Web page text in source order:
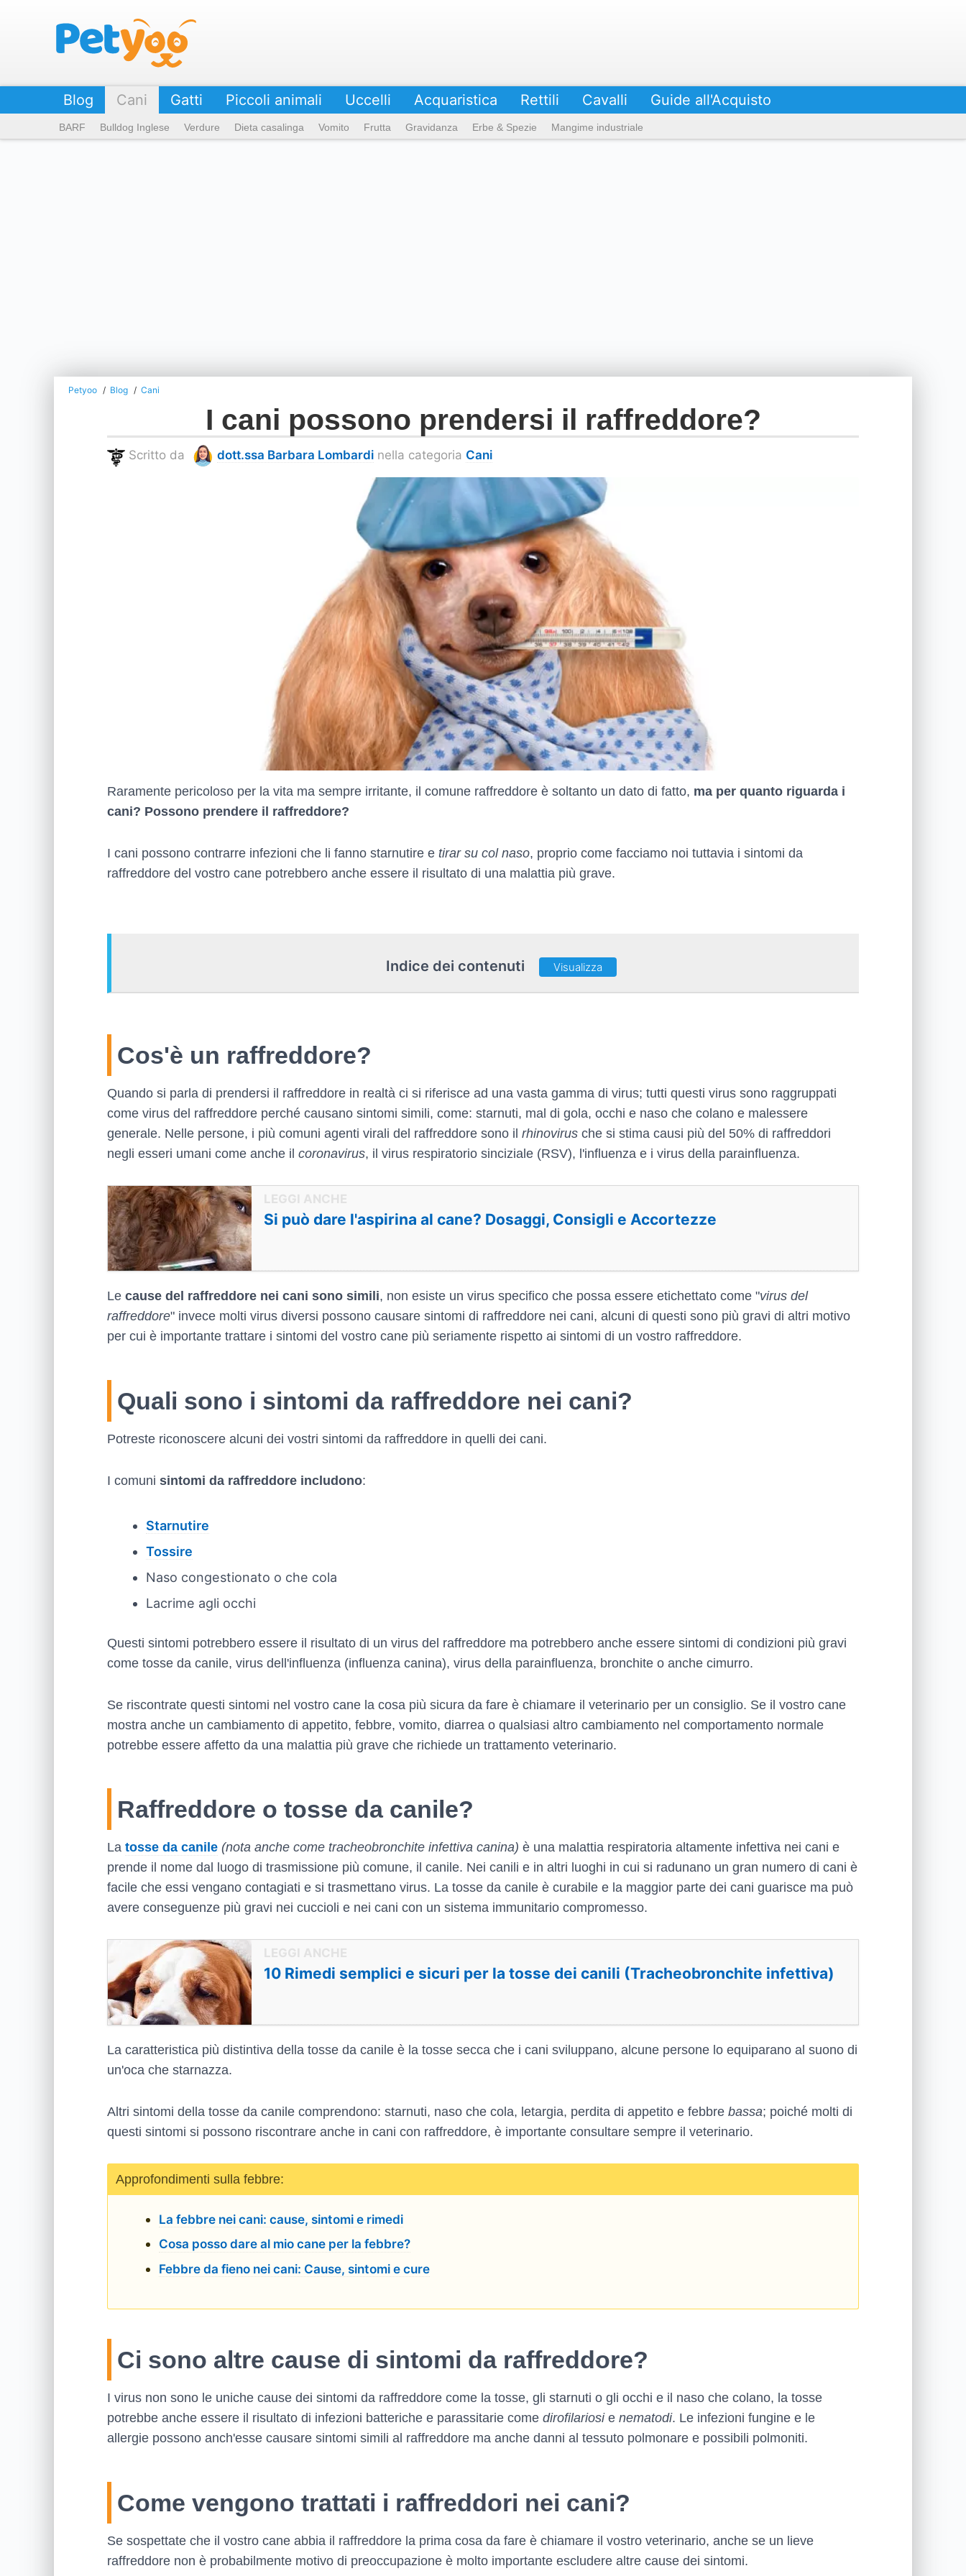
Blog Cani
BARF Bulldog Inglese Verdure Dieta casalinga Vomito Frutta Gravidanza Erbe & Spezie Mangime industriale
Gatti Piccoli animali Uccelli Acquaristica Rettili Cavalli Guide all'Acquisto
Petyoo Blog Cani
I cani possono prendersi il raffreddore?
Scritto da dott.ssa Barbara Lombardi nella categoria Cani
Raramente pericoloso per la vita ma sempre irritante, il comune raffreddore è soltanto un dato di fatto, ma per quanto riguarda i
cani? Possono prendere il raffreddore?
I cani possono contrarre infezioni che li fanno starnutire e tirar su col naso, proprio come facciamo noi tuttavia i sintomi da
raffreddore del vostro cane potrebbero anche essere il risultato di una malattia più grave.
Indice dei contenuti Visualizza
Cos'è un raffreddore?
Quando si parla di prendersi il raffreddore in realtà ci si riferisce ad una vasta gamma di virus; tutti questi virus sono raggruppati
come virus del raffreddore perché causano sintomi simili, come: starnuti, mal di gola, occhi e naso che colano e malessere
generale. Nelle persone, i più comuni agenti virali del raffreddore sono il rhinovirus che si stima causi più del 50% di raffreddori
negli esseri umani come anche il coronavirus, il virus respiratorio sinciziale (RSV), l'influenza e i virus della parainfluenza.
Si può dare l'aspirina al cane? Dosaggi, Consigli e Accortezze
Le cause del raffreddore nei cani sono simili, non esiste un virus specifico che possa essere etichettato come "virus del
raffreddore" invece molti virus diversi possono causare sintomi di raffreddore nei cani, alcuni di questi sono più gravi di altri motivo
per cui è importante trattare i sintomi del vostro cane più seriamente rispetto ai sintomi di un vostro raffreddore.
Quali sono i sintomi da raffreddore nei cani?
Potreste riconoscere alcuni dei vostri sintomi da raffreddore in quelli dei cani.
I comuni sintomi da raffreddore includono:
Starnutire
Tossire
Naso congestionato o che cola
Lacrime agli occhi
Questi sintomi potrebbero essere il risultato di un virus del raffreddore ma potrebbero anche essere sintomi di condizioni più gravi
come tosse da canile, virus dell'influenza (influenza canina), virus della parainfluenza, bronchite o anche cimurro.
Se riscontrate questi sintomi nel vostro cane la cosa più sicura da fare è chiamare il veterinario per un consiglio. Se il vostro cane
mostra anche un cambiamento di appetito, febbre, vomito, diarrea o qualsiasi altro cambiamento nel comportamento normale
potrebbe essere affetto da una malattia più grave che richiede un trattamento veterinario.
Raffreddore o tosse da canile?
La tosse da canile (nota anche come tracheobronchite infettiva canina) è una malattia respiratoria altamente infettiva nei cani e
prende il nome dal luogo di trasmissione più comune, il canile. Nei canili e in altri luoghi in cui si radunano un gran numero di cani è
facile che essi vengano contagiati e si trasmettano virus. La tosse da canile è curabile e la maggior parte dei cani guarisce ma può
avere conseguenze più gravi nei cuccioli e nei cani con un sistema immunitario compromesso.
10 Rimedi semplici e sicuri per la tosse dei canili (Tracheobronchite infettiva)
La caratteristica più distintiva della tosse da canile è la tosse secca che i cani sviluppano, alcune persone lo equiparano al suono di
un'oca che starnazza.
Altri sintomi della tosse da canile comprendono: starnuti, naso che cola, letargia, perdita di appetito e febbre bassa; poiché molti di
questi sintomi si possono riscontrare anche in cani con raffreddore, è importante consultare sempre il veterinario.
Approfondimenti sulla febbre:
La febbre nei cani: cause, sintomi e rimedi
Cosa posso dare al mio cane per la febbre?
Febbre da fieno nei cani: Cause, sintomi e cure
Ci sono altre cause di sintomi da raffreddore?
I virus non sono le uniche cause dei sintomi da raffreddore come la tosse, gli starnuti o gli occhi e il naso che colano, la tosse
potrebbe anche essere il risultato di infezioni batteriche e parassitarie come dirofilariosie nematodi. Le infezioni fungine e le
allergie possono anch'esse causare sintomi simili al raffreddore ma anche danni al tessuto polmonare e possibili polmoniti.
Come vengono trattati i raffreddori nei cani?
Se sospettate che il vostro cane abbia il raffreddore la prima cosa da fare è chiamare il vostro veterinario, anche se un lieve
raffreddore non è probabilmente motivo di preoccupazione è molto importante escludere altre cause dei sintomi.